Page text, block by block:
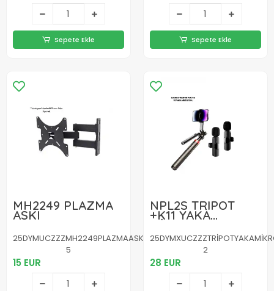
Sepete Ekle Sepete Ekle
MH2249 PLAZMA
ASKI
25DYMUCZZZMH2249PLAZMAASKI-
5
15 EUR
NPL2S TRİPOT
+K11 YAKA
MİKROFONU SET
2
28 EUR